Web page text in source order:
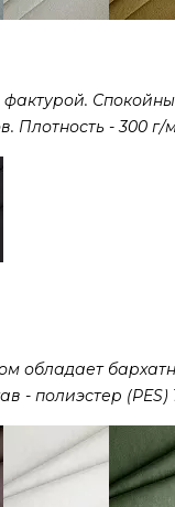
- 300 г/
- полиэстер (PES)